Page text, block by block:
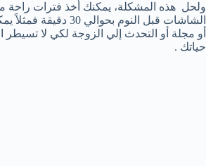
ولحل هذه المشكلة، يمكنك أخذ فترات راحة
الشاشات قبل النوم بحوالي
أو مجلة أو التحدث إلي الزوجة لكي لا
حياتك .